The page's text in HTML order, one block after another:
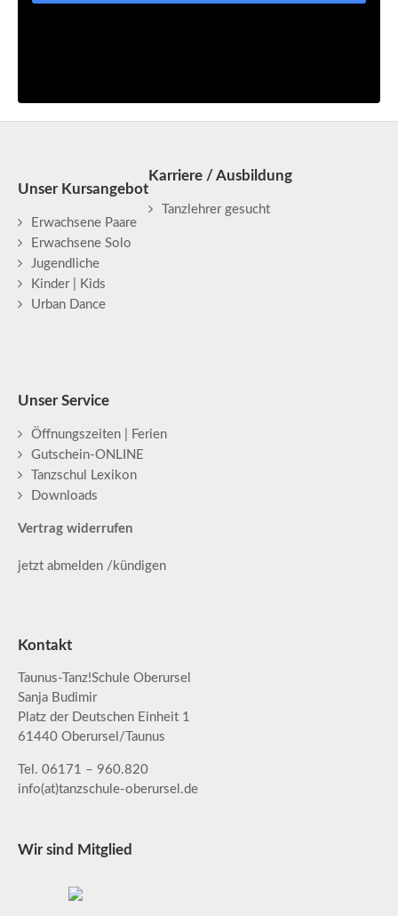
Unser Kursangebot
Erwachsene Paare
Erwachsene Solo
Jugendliche
Kinder | Kids
Urban Dance
Karriere / Ausbildung
Tanzlehrer gesucht
Unser Service
Öffnungszeiten | Ferien
Gutschein-ONLINE
Tanzschul Lexikon
Downloads
Vertrag widerrufen
jetzt abmelden /kündigen
Kontakt
Taunus-Tanz!Schule Oberursel
Sanja Budimir
Platz der Deutschen Einheit 1
61440 Oberursel/Taunus
Tel. 06171 – 960.820
info(at)tanzschule-oberursel.de
Wir sind Mitglied